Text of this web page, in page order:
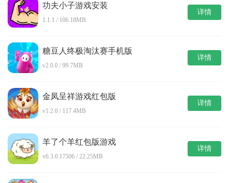
功夫小子游戏安装
1.1.1 / 106.18MB
详情
糖豆人终极淘汰赛手机版
v2.0.0 / 99.7MB
详情
金凤呈祥游戏红包版
v1.2.0 / 117.4MB
详情
羊了个羊红包版游戏
v6.3.0.17506 / 22.25MB
详情